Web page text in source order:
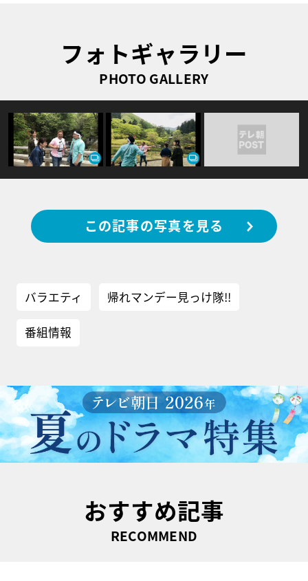
フォトギャラリー
PHOTO GALLERY
この記事の写真を見る
バラエティ 帰れマンデー見っけ隊!!
番組情報
おすすめ記事
RECOMMEND